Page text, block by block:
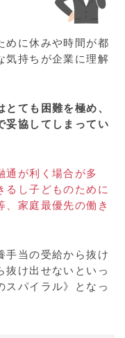
めに休みや時間が都
気持ちが企業に理解
ても困難を極め、
妥協してしまってい
通が利く場合が多
るし子どものために
、家庭最優先の働き
手当の受給から抜け
抜け出せないといっ
スパイラル》となっ